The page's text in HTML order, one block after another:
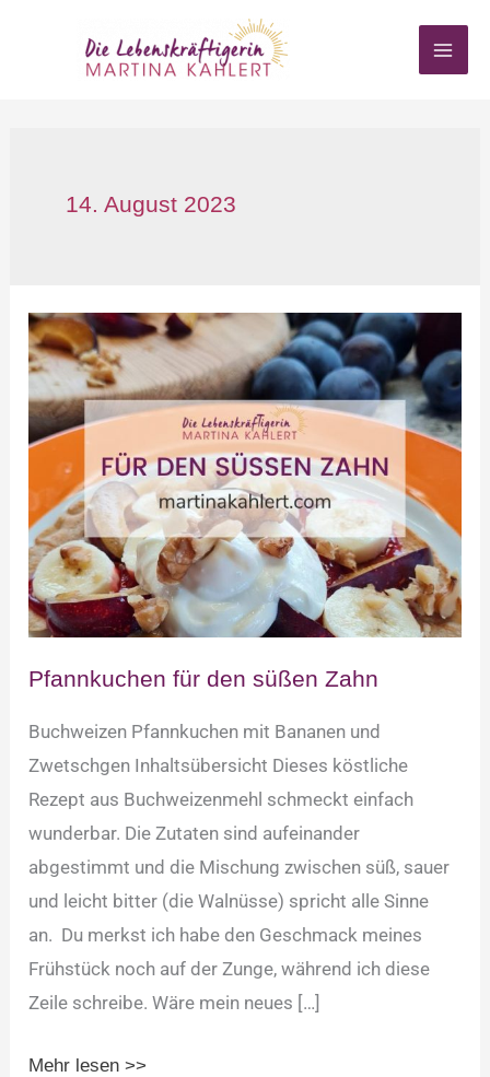
14. August 2023
Pfannkuchen für den süßen Zahn
Buchweizen Pfannkuchen mit Bananen und
Zwetschgen Inhaltsübersicht Dieses köstliche
Rezept aus Buchweizenmehl schmeckt einfach
wunderbar. Die Zutaten sind aufeinander
abgestimmt und die Mischung zwischen süß, sauer
und leicht bitter (die Walnüsse) spricht alle Sinne
an. Du merkst ich habe den Geschmack meines
Frühstück noch auf der Zunge, während ich diese
Zeile schreibe. Wäre mein neues […]
Pfannkuchen
für
den
süßen
Zahn
Mehr lesen >>